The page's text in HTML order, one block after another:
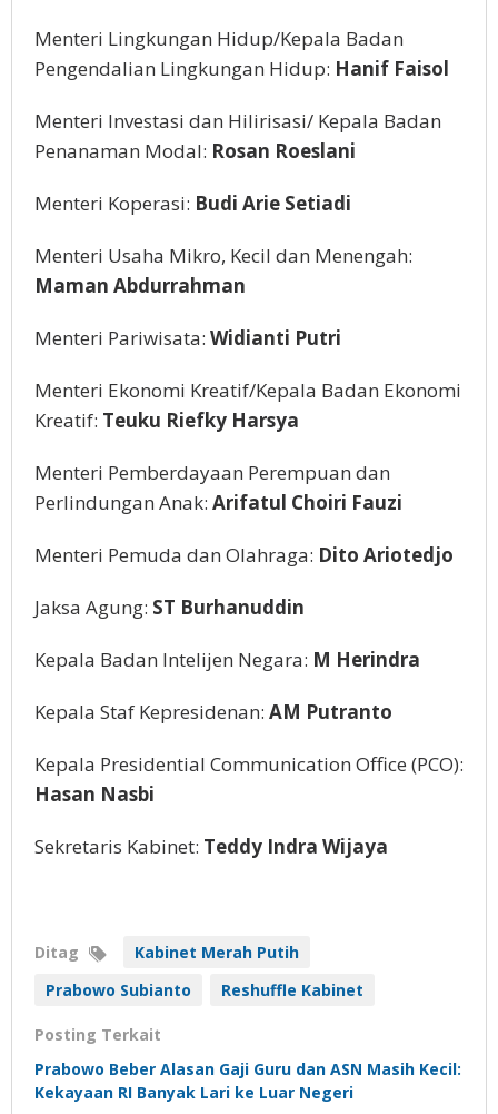
Menteri Lingkungan Hidup/Kepala Badan
Pengendalian Lingkungan Hidup: Hanif Faisol
Menteri Investasi dan Hilirisasi/ Kepala Badan
Penanaman Modal: Rosan Roeslani
Menteri Koperasi: Budi Arie Setiadi
Menteri Usaha Mikro, Kecil dan Menengah:
Maman Abdurrahman
Menteri Pariwisata: Widianti Putri
Menteri Ekonomi Kreatif/Kepala Badan Ekonomi
Kreatif: Teuku Riefky Harsya
Menteri Pemberdayaan Perempuan dan
Perlindungan Anak: Arifatul Choiri Fauzi
Menteri Pemuda dan Olahraga: Dito Ariotedjo
Jaksa Agung: ST Burhanuddin
Kepala Badan Intelijen Negara: M Herindra
Kepala Staf Kepresidenan: AM Putranto
Kepala Presidential Communication Office (PCO):
Hasan Nasbi
Sekretaris Kabinet: Teddy Indra Wijaya
Ditag
Kabinet Merah Putih
Prabowo Subianto
Reshuffle Kabinet
Posting Terkait
Prabowo Beber Alasan Gaji Guru dan ASN Masih Kecil:
Kekayaan RI Banyak Lari ke Luar Negeri